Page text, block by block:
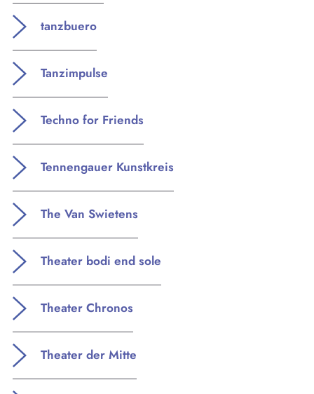
tanzbuero
Tanzimpulse
Techno for Friends
Tennengauer Kunstkreis
The Van Swietens
Theater bodi end sole
Theater Chronos
Theater der Mitte